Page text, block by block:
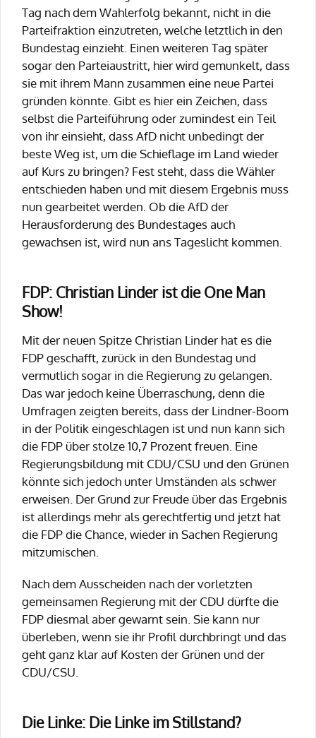
Tag nach dem Wahlerfolg bekannt, nicht in die
Parteifraktion einzutreten, welche letztlich in den
Bundestag einzieht. Einen weiteren Tag später
sogar den Parteiaustritt, hier wird gemunkelt, dass
sie mit ihrem Mann zusammen eine neue Partei
gründen könnte. Gibt es hier ein Zeichen, dass
selbst die Parteiführung oder zumindest ein Teil
von ihr einsieht, dass AfD nicht unbedingt der
beste Weg ist, um die Schieflage im Land wieder
auf Kurs zu bringen? Fest steht, dass die Wähler
entschieden haben und mit diesem Ergebnis muss
nun gearbeitet werden. Ob die AfD der
Herausforderung des Bundestages auch
gewachsen ist, wird nun ans Tageslicht kommen.
FDP: Christian Linder ist die One Man
Show!
Mit der neuen Spitze Christian Linder hat es die
FDP geschafft, zurück in den Bundestag und
vermutlich sogar in die Regierung zu gelangen.
Das war jedoch keine Überraschung, denn die
Umfragen zeigten bereits, dass der Lindner-Boom
in der Politik eingeschlagen ist und nun kann sich
die FDP über stolze 10,7 Prozent freuen. Eine
Regierungsbildung mit CDU/CSU und den Grünen
könnte sich jedoch unter Umständen als schwer
erweisen. Der Grund zur Freude über das Ergebnis
ist allerdings mehr als gerechtfertig und jetzt hat
die FDP die Chance, wieder in Sachen Regierung
mitzumischen.
Nach dem Ausscheiden nach der vorletzten
gemeinsamen Regierung mit der CDU dürfte die
FDP diesmal aber gewarnt sein. Sie kann nur
überleben, wenn sie ihr Profil durchbringt und das
geht ganz klar auf Kosten der Grünen und der
CDU/CSU.
Die Linke: Die Linke im Stillstand?